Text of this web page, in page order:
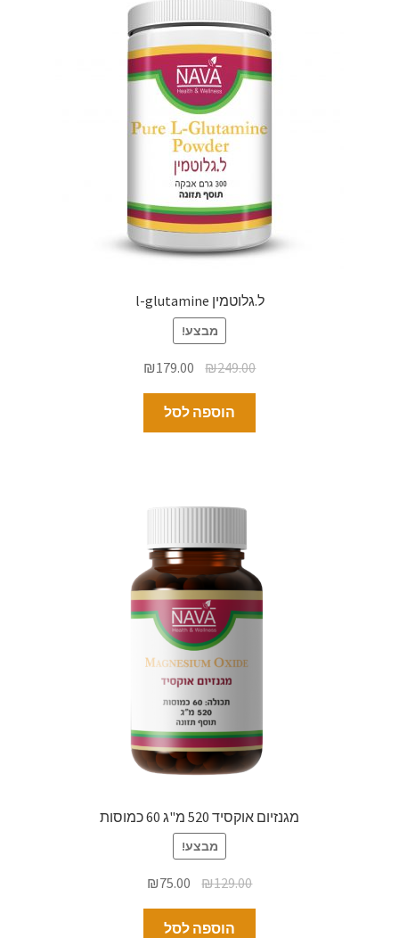
ל.גלוטמין l-glutamine
מבצע!
₪249.00
₪179.00
הוספה לסל
מגנזיום אוקסיד 520 מ"ג 60 כמוסות
מבצע!
₪129.00
₪75.00
הוספה לסל